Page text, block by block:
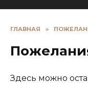
ГЛАВНАЯ »
Здесь можно